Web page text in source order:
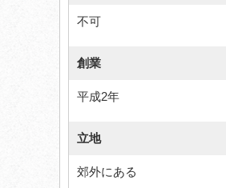
不可
創業
平成2年
立地
郊外にある